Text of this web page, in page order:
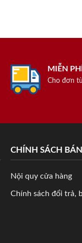
MIỄN
Cho đơn
CHÍNH SÁCH
Nội quy cửa hàng
Chính sách đổi trả,